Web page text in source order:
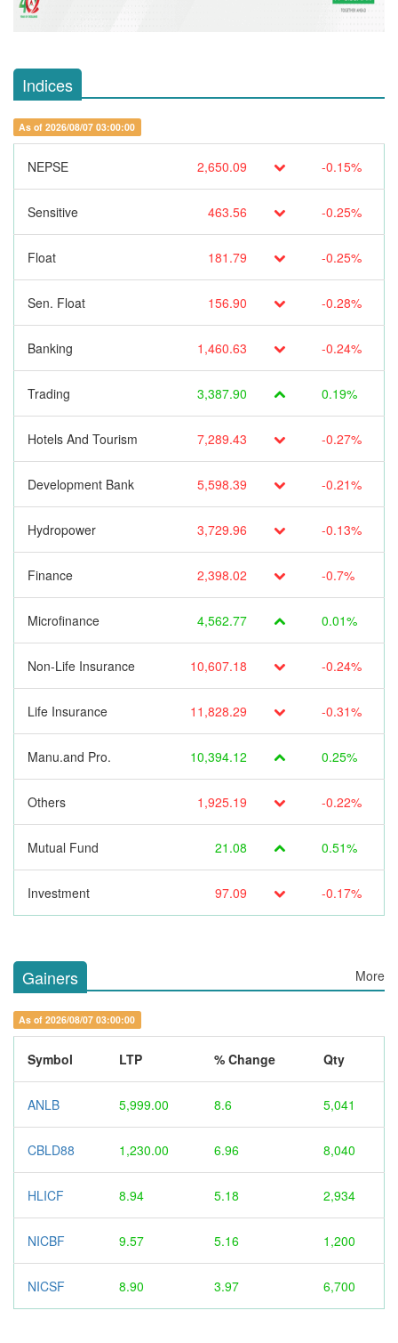
Indices
As of 2026/08/07 03:00:00
NEPSE 2,650.09 -0.15%
Sensitive 463.56 -0.25%
Float 181.79 -0.25%
Sen. Float 156.90 -0.28%
Banking 1,460.63 -0.24%
Trading 3,387.90 0.19%
Hotels And Tourism 7,289.43 -0.27%
Development Bank 5,598.39 -0.21%
Hydropower 3,729.96 -0.13%
Finance 2,398.02 -0.7%
Microfinance 4,562.77 0.01%
Non-Life Insurance 10,607.18 -0.24%
Life Insurance 11,828.29 -0.31%
Manu.and Pro. 10,394.12 0.25%
Others 1,925.19 -0.22%
Mutual Fund 21.08 0.51%
Investment 97.09 -0.17%
Gainers More
As of 2026/08/07 03:00:00
Symbol LTP % Change Qty
ANLB 5,999.00 8.6 5,041
CBLD88 1,230.00 6.96 8,040
HLICF 8.94 5.18 2,934
NICBF 9.57 5.16 1,200
NICSF 8.90 3.97 6,700